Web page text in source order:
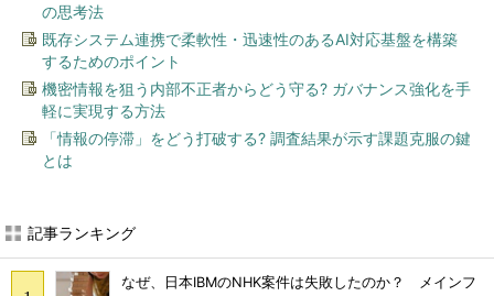
の思考法
既存システム連携で柔軟性・迅速性のあるAI対応基盤を構築
するためのポイント
機密情報を狙う内部不正者からどう守る? ガバナンス強化を手
軽に実現する方法
「情報の停滞」をどう打破する? 調査結果が示す課題克服の鍵
とは
記事ランキング
なぜ、日本IBMのNHK案件は失敗したのか？ メインフ